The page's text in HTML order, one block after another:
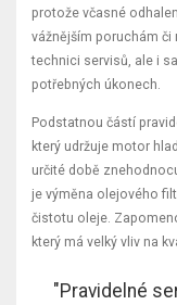
protože včasné
vážnějším poruchám či
technici servisů, ale i
potřebných úkonech.
Podstatnou částí
který udržuje motor
určité době
je výměna olejového
čistotu oleje.
který má velký vliv na
"Pravidelné